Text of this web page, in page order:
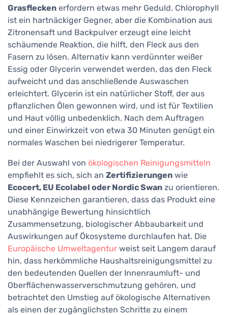
Grasflecken erfordern etwas mehr Geduld. Chlorophyll
ist ein hartnäckiger Gegner, aber die Kombination aus
Zitronensaft und Backpulver erzeugt eine leicht
schäumende Reaktion, die hilft, den Fleck aus den
Fasern zu lösen. Alternativ kann verdünnter weißer
Essig oder Glycerin verwendet werden, das den Fleck
aufweicht und das anschließende Auswaschen
erleichtert. Glycerin ist ein natürlicher Stoff, der aus
pflanzlichen Ölen gewonnen wird, und ist für Textilien
und Haut völlig unbedenklich. Nach dem Auftragen
und einer Einwirkzeit von etwa 30 Minuten genügt ein
normales Waschen bei niedrigerer Temperatur.
Bei der Auswahl von ökologischen Reinigungsmitteln
empfiehlt es sich, sich an Zertifizierungen wie
Ecocert, EU Ecolabel oder Nordic Swan zu orientieren.
Diese Kennzeichen garantieren, dass das Produkt eine
unabhängige Bewertung hinsichtlich
Zusammensetzung, biologischer Abbaubarkeit und
Auswirkungen auf Ökosysteme durchlaufen hat. Die
Europäische Umweltagentur weist seit Langem darauf
hin, dass herkömmliche Haushaltsreinigungsmittel zu
den bedeutenden Quellen der Innenraumluft- und
Oberflächenwasserverschmutzung gehören, und
betrachtet den Umstieg auf ökologische Alternativen
als einen der zugänglichsten Schritte zu einem